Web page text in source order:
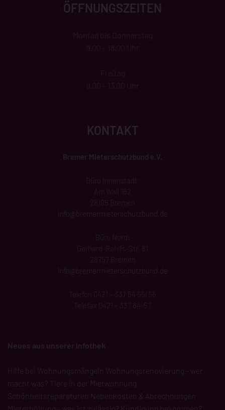
ÖFFNUNGSZEITEN
Montag bis Donnerstag
9.00 – 18.00 Uhr
Freitag
9.00 – 13.00 Uhr
KONTAKT
Bremer Mieterschutzbund e.V.
Am Wall 162
28195 Bremen
info@ bremermieterschutzbund .de
Büro Nord:
Gerhard-Rohlfs-Str. 81
28757 Bremen
info@bremermieterschutzbund.de
Telefon 0421 – 337 84 55/56
Telefax 0421 – 337 84-57
Neues aus unserer Infothek
Hilfe bei Wohnungsmängeln Wohnungsrenovierung - wer
macht was? Tiere in der Mietwohnung
Schönheitsreparaturen Nebenkosten & Abrechnungen